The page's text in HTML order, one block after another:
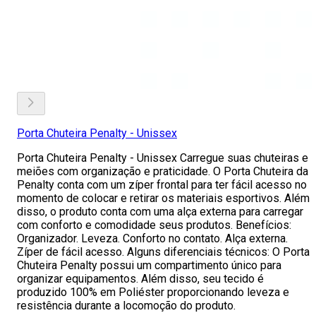
Porta Chuteira Penalty - Unissex
Porta Chuteira Penalty - Unissex Carregue suas chuteiras e
meiões com organização e praticidade. O Porta Chuteira da
Penalty conta com um zíper frontal para ter fácil acesso no
momento de colocar e retirar os materiais esportivos. Além
disso, o produto conta com uma alça externa para carregar
com conforto e comodidade seus produtos. Benefícios:
Organizador. Leveza. Conforto no contato. Alça externa.
Zíper de fácil acesso. Alguns diferenciais técnicos: O Porta
Chuteira Penalty possui um compartimento único para
organizar equipamentos. Além disso, seu tecido é
produzido 100% em Poliéster proporcionando leveza e
resistência durante a locomoção do produto.